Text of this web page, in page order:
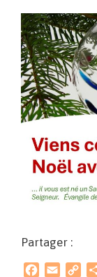
Partager :